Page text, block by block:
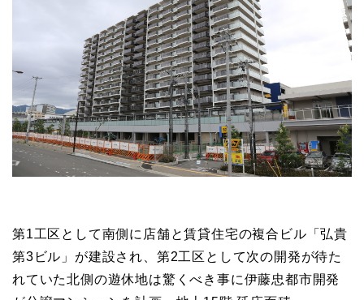
第1工区として南側に店舗と賃貸住宅の複合ビル「弘貴
第3ビル」が建設され、第2工区として次の開発が待た
れていた北側の遊休地は驚くべき事に伊藤忠都市開発